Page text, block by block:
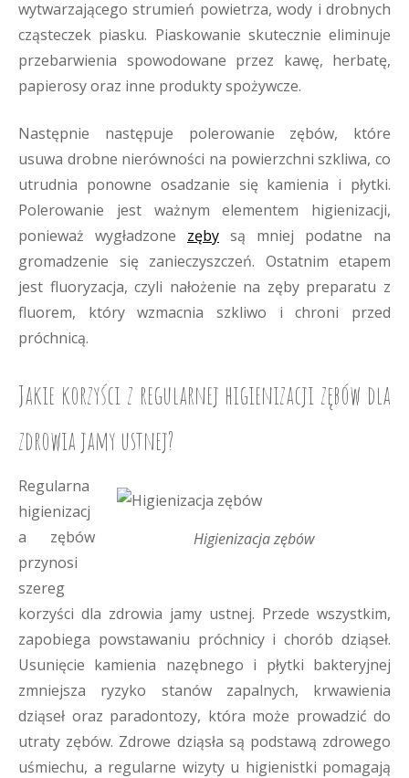
wytwarzającego strumień powietrza, wody i drobnych
cząsteczek piasku. Piaskowanie skutecznie eliminuje
przebarwienia spowodowane przez kawę, herbatę,
papierosy oraz inne produkty spożywcze.
Następnie następuje polerowanie zębów, które
usuwa drobne nierówności na powierzchni szkliwa, co
utrudnia ponowne osadzanie się kamienia i płytki.
Polerowanie jest ważnym elementem higienizacji,
ponieważ wygładzone zęby są mniej podatne na
gromadzenie się zanieczyszczeń. Ostatnim etapem
jest fluoryzacja, czyli nałożenie na zęby preparatu z
fluorem, który wzmacnia szkliwo i chroni przed
próchnicą.
Jakie korzyści z regularnej higienizacji zębów dla
zdrowia jamy ustnej?
Higienizacja zębów
Regularna
higienizacj
a zębów
przynosi
szereg
korzyści dla zdrowia jamy ustnej. Przede wszystkim,
zapobiega powstawaniu próchnicy i chorób dziąseł.
Usunięcie kamienia nazębnego i płytki bakteryjnej
zmniejsza ryzyko stanów zapalnych, krwawienia
dziąseł oraz paradontozy, która może prowadzić do
utraty zębów. Zdrowe dziąsła są podstawą zdrowego
uśmiechu, a regularne wizyty u higienistki pomagają